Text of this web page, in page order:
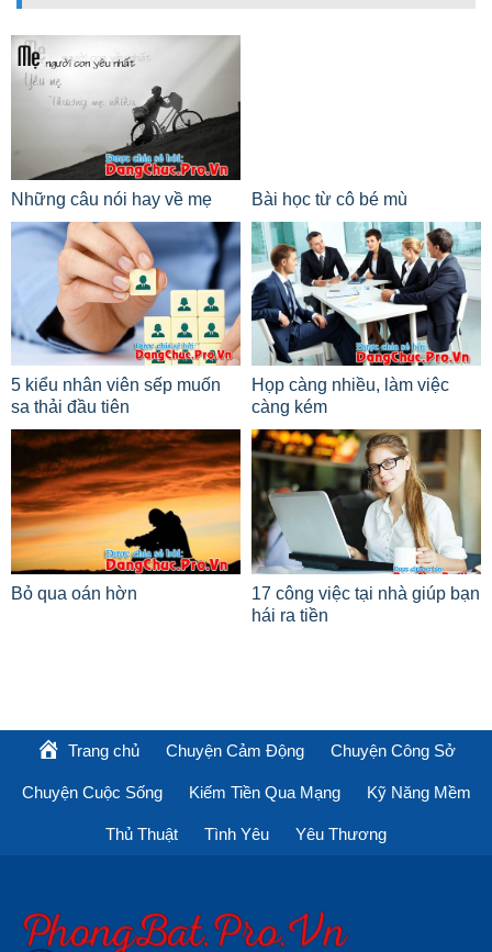
Những câu nói hay về mẹ Bài học từ cô bé mù
5 kiểu nhân viên sếp muốn
sa thải đầu tiên
Họp càng nhiều, làm việc
càng kém
Bỏ qua oán hờn
17 công việc tại nhà giúp bạn
hái ra tiền
Trang chủ Chuyện Cảm Động Chuyện Công Sở
Chuyện Cuộc Sống Kiếm Tiền Qua Mạng Kỹ Năng Mềm
Thủ Thuật Tình Yêu Yêu Thương